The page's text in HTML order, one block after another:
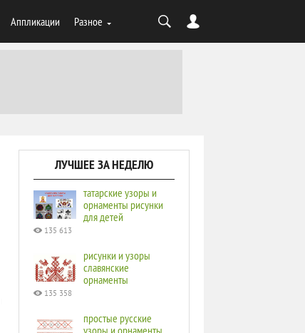
Аппликации Разное
ЛУЧШЕЕ ЗА НЕДЕЛЮ
татарские узоры и
орнаменты рисунки
для детей
135 613
рисунки и узоры
славянские
орнаменты
135 358
простые русские
узоры и орнаменты